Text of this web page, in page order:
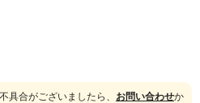
具合がございましたら、 お問い合わせか